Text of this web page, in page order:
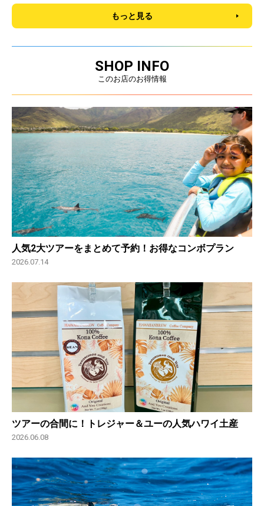
もっと見る
SHOP INFO
このお店のお得情報
人気2大ツアーをまとめて予約！お得なコンボプラン
2026.07.14
ツアーの合間に！トレジャー＆ユーの人気ハワイ土産
2026.06.08